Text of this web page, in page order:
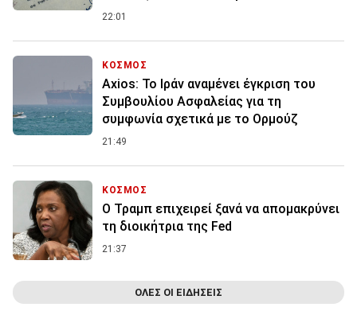
22:01
ΚΟΣΜΟΣ
Axios: Το Ιράν αναμένει έγκριση του
Συμβουλίου Ασφαλείας για τη
συμφωνία σχετικά με το Ορμούζ
21:49
ΚΟΣΜΟΣ
Ο Τραμπ επιχειρεί ξανά να απομακρύνει
τη διοικήτρια της Fed
21:37
ΟΛΕΣ ΟΙ ΕΙΔΗΣΕΙΣ